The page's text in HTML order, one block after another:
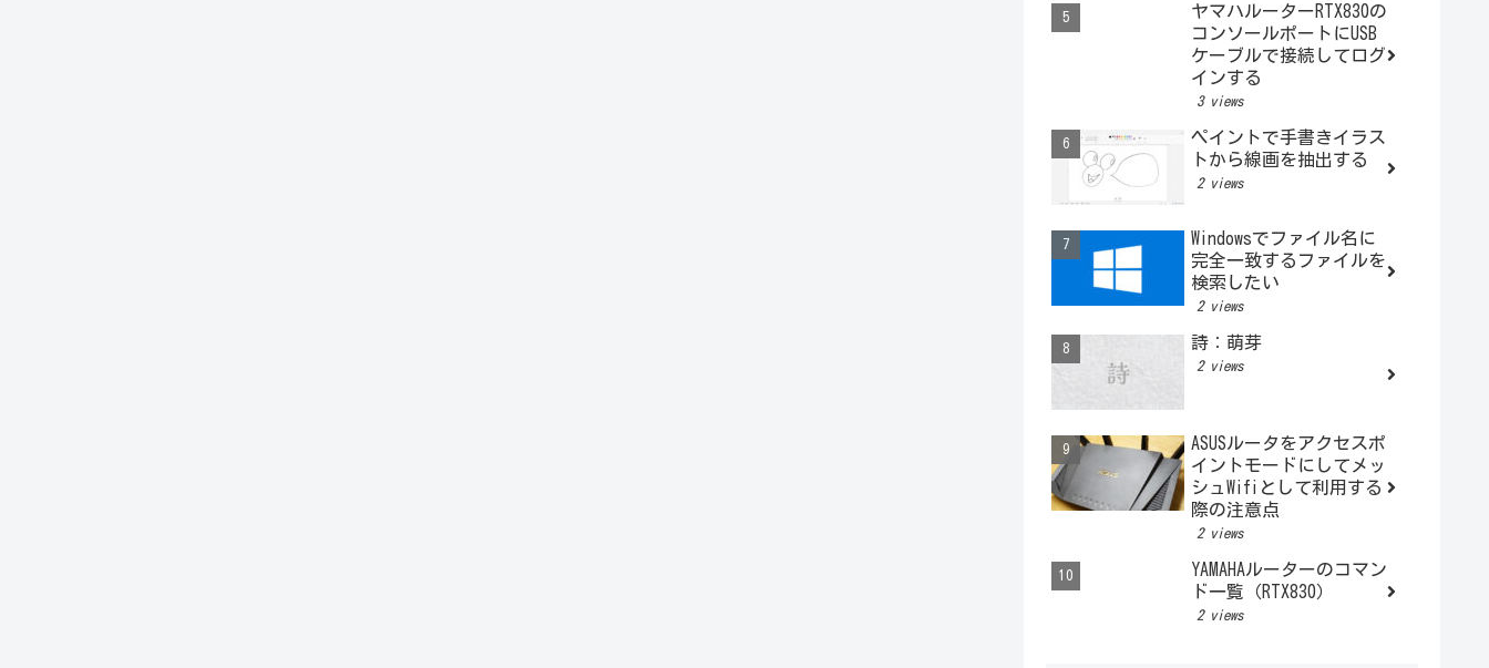
ヤマハルーターRTX830の
コンソールポートにUSB
ケーブルで接続してログ
インする
3 views
ペイントで手書きイラス
トから線画を抽出する
2 views
Windowsでファイル名に
完全一致するファイルを
検索したい
2 views
詩：萌芽
2 views
ASUSルータをアクセスポ
イントモードにしてメッ
シュWifiとして利用する
際の注意点
2 views
YAMAHAルーターのコマン
ド一覧（RTX830）
2 views